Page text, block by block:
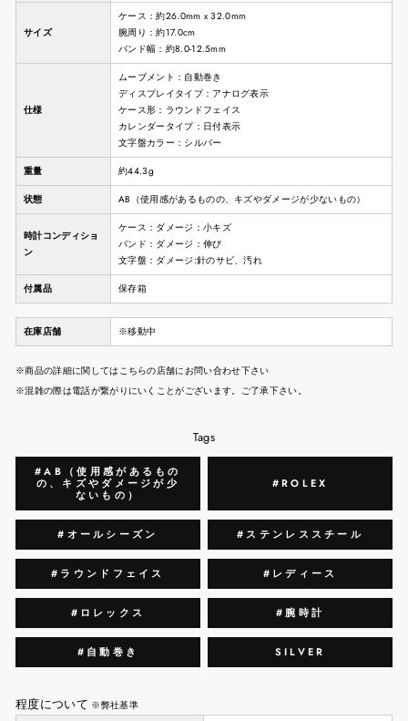
サイズ
ケース：約26.0mm x 32.0mm
腕周り：約17.0cm
バンド幅：約8.0-12.5mm
仕様
ムーブメント：自動巻き
ディスプレイタイプ：アナログ表示
ケース形：ラウンドフェイス
カレンダータイプ：日付表示
文字盤カラー：シルバー
重量 約44.3g
状態 AB（使用感があるものの、キズやダメージが少ないもの）
時計コンディショ
ン
ケース：ダメージ：小キズ
バンド：ダメージ：伸び
文字盤：ダメージ:針のサビ、汚れ
付属品 保存箱
在庫店舗 ※移動中
※商品の詳細に関してはこちらの店舗にお問い合わせ下さい
※混雑の際は電話が繋がりにいくことがございます。ご了承下さい。
Tags
#AB（使用感があるもの
の、キズやダメージが少
ないもの）
#ROLEX
#オールシーズン #ステンレススチール
#ラウンドフェイス #レディース
#ロレックス #腕時計
#自動巻き SILVER
程度について ※弊社基準